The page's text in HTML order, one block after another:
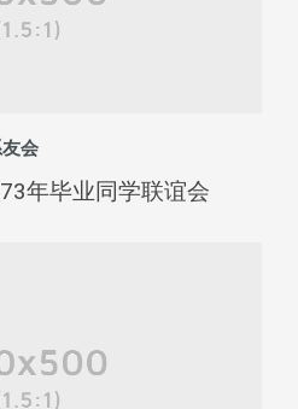
会
年毕业同学联谊会